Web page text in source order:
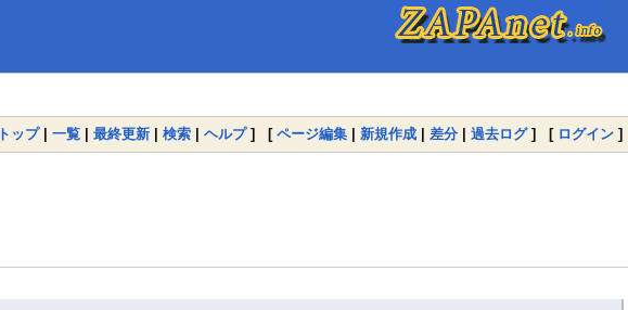
トップ| 一覧 | 最終更新 | 検索 | ヘルプ] [ ページ編集 | 新規作成 | 差分 | 過去ログ] [ ログイン ]